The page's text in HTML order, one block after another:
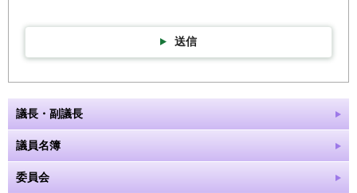
送信
議長・副議長
議員名簿
委員会